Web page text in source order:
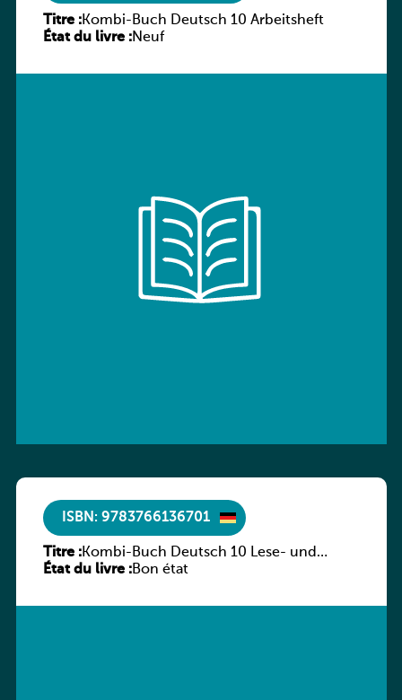
Titre :Kombi-Buch Deutsch 10 Arbeitsheft
État du livre :Neuf
ISBN: 9783766136701
Titre :Kombi-Buch Deutsch 10 Lese- und
Sprachbuch
État du livre :Bon état